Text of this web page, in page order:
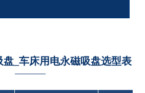
盘_车床用电永磁吸盘选型表